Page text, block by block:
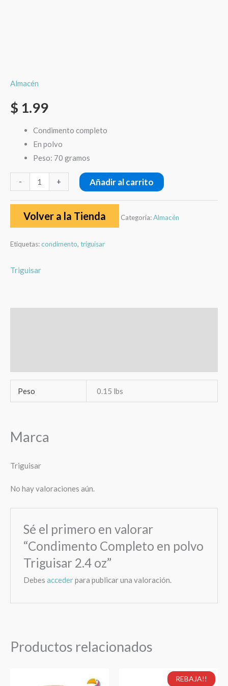
Almacén
$ 1.99
Condimento completo
En polvo
Peso: 70 gramos
- + Añadir al carrito
Volver a la Tienda Categoría:Almacén
Etiquetas:condimento, triguisar
Triguisar
Peso 0.15 lbs
Marca
Triguisar
No hay valoraciones aún.
Sé el primero en valorar
“Condimento Completo en polvo
Triguisar 2.4 oz”
Debesaccederpara publicar una valoración.
Productos relacionados
REBAJA!!
El
precio
El
precio